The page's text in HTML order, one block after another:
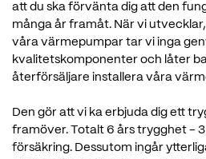
att du ska förvänta dig att den
många år framåt. När vi
våra värmepumpar tar vi inga
kvalitetskomponenter och låter
återförsäljare installera våra
Den gör att vi ka erbjuda dig ett
framöver. Totalt 6 års trygghet -
försäkring. Dessutom ingår